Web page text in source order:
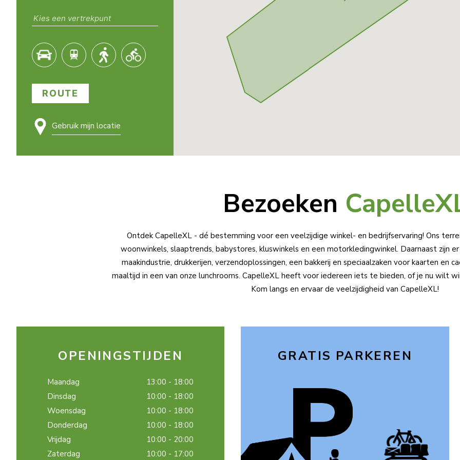
ROUTE
Gebruik mijn locatie
Bezoeken
Ontdek CapelleXL - dé bestemming voor een veelzijdige winkel- en bedrijfservaring! Ons
woonwinkels, slaaptrends, babystores, kluswinkels en een motorkledingwinkel. Daarnaast zijn
maakindustrie, drukkerijen, verzendoplossingen, een bakkerij en speciaalzaken voor kaarten en
maaltijd in een van onze lunchrooms. CapelleXL heeft voor iedereen iets te bieden, of je nu wilt
Kom langs en ervaar de veelzijdigheid van CapelleXL!
OPENINGSTIJDEN
Maandag
13:00 - 18:00
Dinsdag
10:00 - 18:00
Woensdag
10:00 - 18:00
Donderdag
10:00 - 18:00
Vrijdag
10:00 - 20:00
Zaterdag
10:00 - 17:00
GRATIS PARKEREN